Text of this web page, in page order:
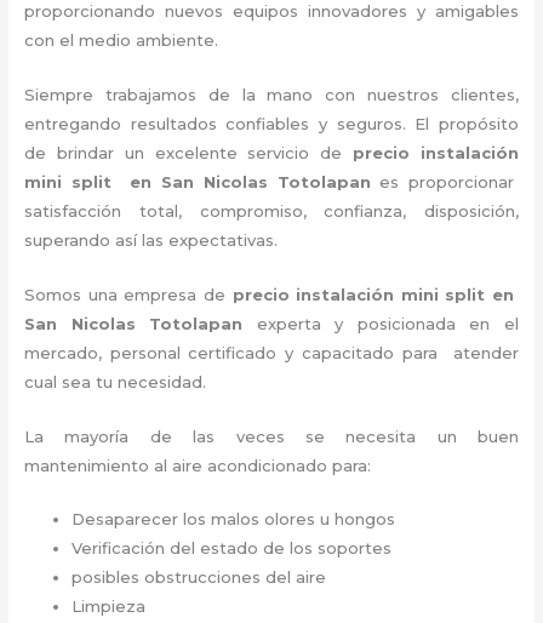
proporcionando nuevos equipos innovadores y amigables
con el medio ambiente.
Siempre trabajamos de la mano con nuestros clientes,
entregando resultados confiables y seguros. El propósito
de brindar un excelente servicio de precio instalación
mini split en San Nicolas Totolapan es proporcionar
satisfacción total, compromiso, confianza, disposición,
superando así las expectativas.
Somos una empresa de precio instalación mini split en
San Nicolas Totolapan experta y posicionada en el
mercado, personal certificado y capacitado para atender
cual sea tu necesidad.
La mayoría de las veces se necesita un buen
mantenimiento al aire acondicionado para:
Desaparecer los malos olores u hongos
Verificación del estado de los soportes
posibles obstrucciones del aire
Limpieza